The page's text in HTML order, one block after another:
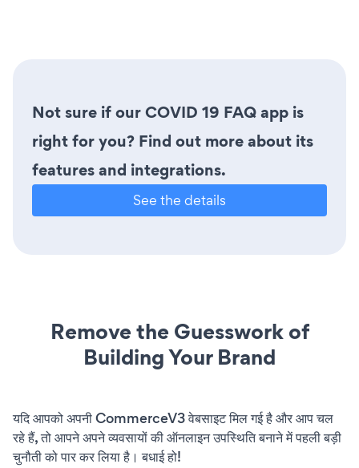
Not sure if our COVID 19 FAQ app is
right for you? Find out more about its
features and integrations.
See the details
Remove the Guesswork of
Building Your Brand
यदि आपको अपनी CommerceV3 वेबसाइट मिल गई है और आप चल
रहे हैं, तो आपने अपने व्यवसायों की ऑनलाइन उपस्थिति बनाने में पहली बड़ी
चुनौती को पार कर लिया है। बधाई हो!